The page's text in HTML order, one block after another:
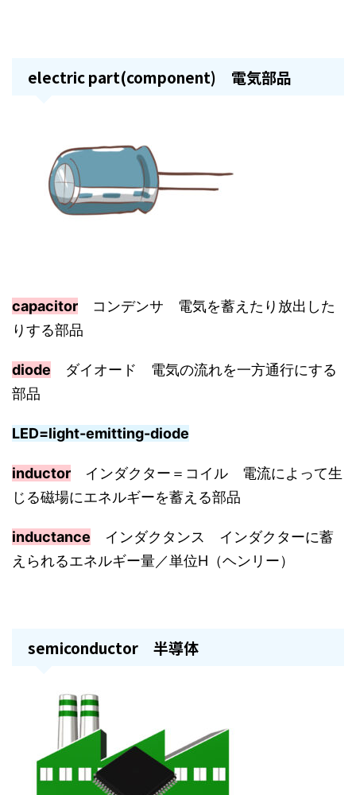
electric part(component) 電気部品
capacitor コンデンサ 電気を蓄えたり放出した
りする部品
diode ダイオード 電気の流れを一方通行にする
部品
LED=light-emitting-diode
inductor インダクター＝コイル 電流によって生
じる磁場にエネルギーを蓄える部品
inductance インダクタンス インダクターに蓄
えられるエネルギー量／単位H（ヘンリー）
semiconductor 半導体